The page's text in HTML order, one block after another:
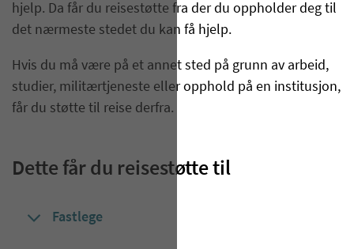
hjelp. Da får du reisestøtte fra der du oppholder deg til
det nærmeste stedet du kan få hjelp.
Hvis du må være på et annet sted på grunn av arbeid,
studier, militærtjeneste eller opphold på en institusjon,
får du støtte til reise derfra.
Dette får du reisestøtte til
Fastlege